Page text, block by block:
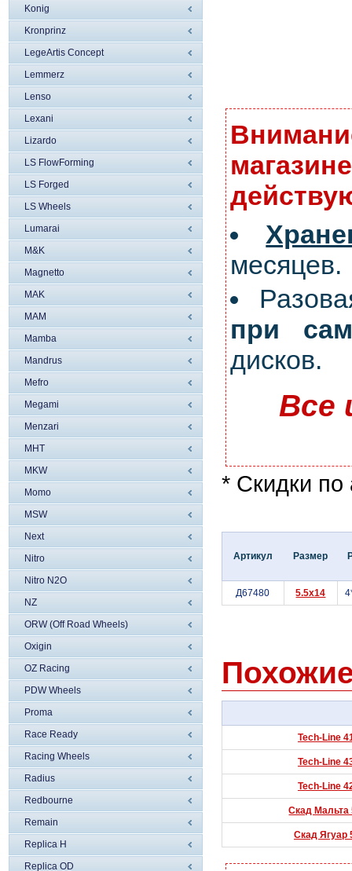
Konig
Kronprinz
LegeArtis Concept
Lemmerz
Lenso
Lexani
Lizardo
LS FlowForming
LS Forged
LS Wheels
Lumarai
M&K
Magnetto
MAK
MAM
Mamba
Mandrus
Mefro
Megami
Menzari
MHT
MKW
Momo
MSW
Next
Nitro
Nitro N2O
NZ
ORW (Off Road Wheels)
Oxigin
OZ Racing
PDW Wheels
Proma
Race Ready
Racing Wheels
Radius
Redbourne
Remain
Replica H
Replica OD
месяцев.
при
дисков.
Все
* Скидки по
Артикул Размер
Д67480 5.5x14
Tech-Line
Tech-Line
Tech-Line
Скад Мальта
Скад Ягуар